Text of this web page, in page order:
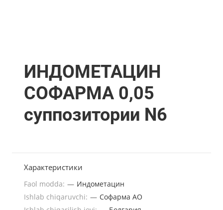
ИНДОМЕТАЦИН
СОФАРМА 0,05
суппозитории N6
Характеристики
Faol modda: — Индометацин
Ishlab chiqaruvchi: — Софарма АО